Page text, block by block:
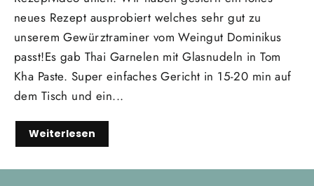
neues Rezept ausprobiert welches sehr gut zu
unserem Gewürztraminer vom Weingut Dominikus
passt!Es gab Thai Garnelen mit Glasnudeln in Tom
Kha Paste. Super einfaches Gericht in 15-20 min auf
dem Tisch und ein...
Weiterlesen